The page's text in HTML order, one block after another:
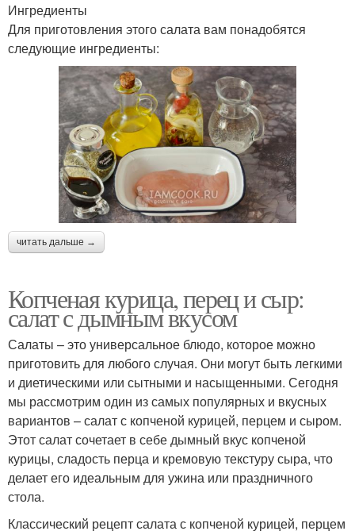
Ингредиенты
Для приготовления этого салата вам понадобятся
следующие ингредиенты:
читать дальше →
Копченая курица, перец и сыр:
салат с дымным вкусом
Салаты – это универсальное блюдо, которое можно
приготовить для любого случая. Они могут быть легкими
и диетическими или сытными и насыщенными. Сегодня
мы рассмотрим один из самых популярных и вкусных
вариантов – салат с копченой курицей, перцем и сыром.
Этот салат сочетает в себе дымный вкус копченой
курицы, сладость перца и кремовую текстуру сыра, что
делает его идеальным для ужина или праздничного
стола.
Классический рецепт салата с копченой курицей, перцем